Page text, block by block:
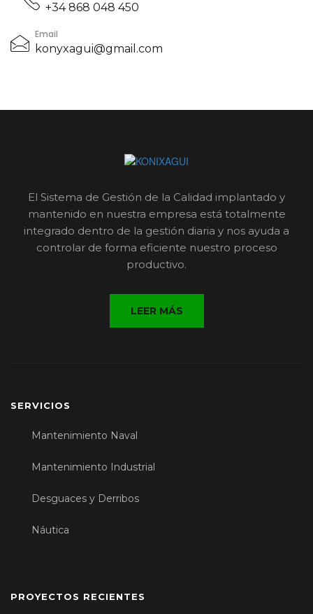
+34 868 048 450
Email
konyxagui@gmail.com
El Sistema de Gestión de la Calidad implantado y
mantenido en nuestra empresa está totalmente
integrado dentro de la gestión diaria y nos ayuda a
controlar de forma eficiente nuestro proceso
productivo.
LEER MÁS
SERVICIOS
Mantenimiento Naval
Mantenimiento Industrial
Desguaces y Derribos
Náutica
PROYECTOS RECIENTES